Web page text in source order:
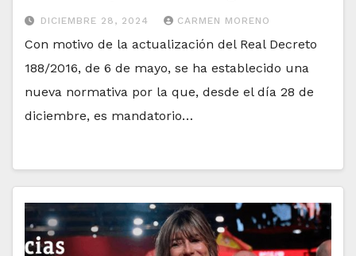
DICIEMBRE 28, 2024 CARMEN MORENO
Con motivo de la actualización del Real Decreto
188/2016, de 6 de mayo, se ha establecido una
nueva normativa por la que, desde el día 28 de
diciembre, es mandatorio…